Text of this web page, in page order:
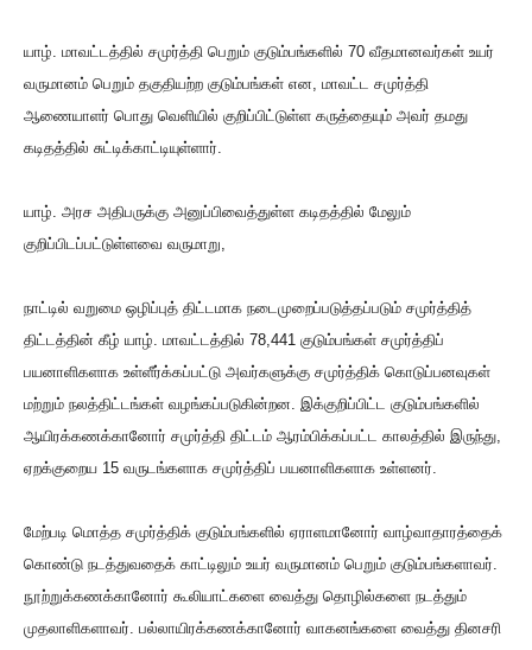
யாழ். மாவட்டத்தில் சமுர்த்தி பெறும் குடும்பங்களில் 70 வீதமானவர்கள் உயர்
வருமானம் பெறும் தகுதியற்ற குடும்பங்கள் என, மாவட்ட சமுர்த்தி
ஆணையாளர் பொது வெளியில் குறிப்பிட்டுள்ள கருத்தையும் அவர் தமது
கடிதத்தில் சுட்டிக்காட்டியுள்ளார்.
யாழ். அரச அதிபருக்கு அனுப்பிவைத்துள்ள கடிதத்தில் மேலும்
குறிப்பிடப்பட்டுள்ளவை வருமாறு,
நாட்டில் வறுமை ஒழிப்புத் திட்டமாக நடைமுறைப்படுத்தப்படும் சமுர்த்தித்
திட்டத்தின் கீழ் யாழ். மாவட்டத்தில் 78,441 குடும்பங்கள் சமுர்த்திப்
பயனாளிகளாக உள்ளீர்க்கப்பட்டு அவர்களுக்கு சமுர்த்திக் கொடுப்பனவுகள்
மற்றும் நலத்திட்டங்கள் வழங்கப்படுகின்றன. இக்குறிப்பிட்ட குடும்பங்களில்
ஆயிரக்கணக்கானோர் சமுர்த்தி திட்டம் ஆரம்பிக்கப்பட்ட காலத்தில் இருந்து,
ஏறக்குறைய 15 வருடங்களாக சமுர்த்திப் பயனாளிகளாக உள்ளனர்.
மேற்படி மொத்த சமுர்த்திக் குடும்பங்களில் ஏராளமானோர் வாழ்வாதாரத்தைக்
கொண்டு நடத்துவதைக் காட்டிலும் உயர் வருமானம் பெறும் குடும்பங்களாவர்.
நூற்றுக்கணக்கானோர் கூலியாட்களை வைத்து தொழில்களை நடத்தும்
முதலாளிகளாவர். பல்லாயிரக்கணக்கானோர் வாகனங்களை வைத்து தினசரி